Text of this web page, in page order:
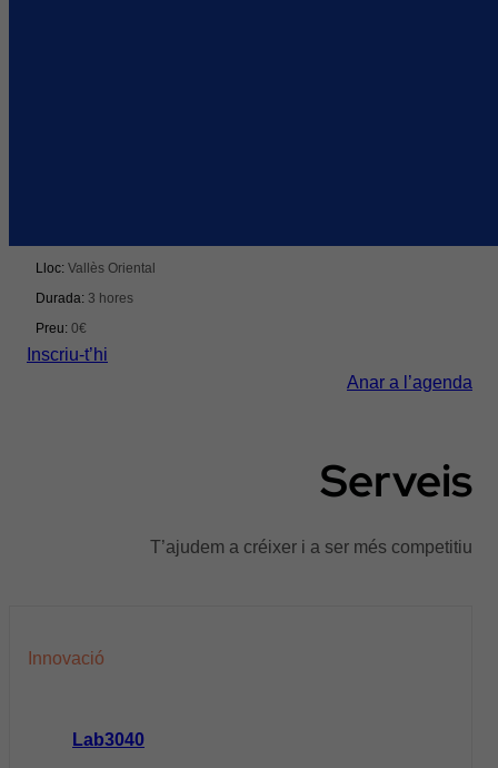
Lloc: Vallès Oriental
Durada: 3 hores
Preu: 0€
Inscriu-t’hi
Anar a l’agenda
Serveis
T’ajudem a créixer i a ser més competitiu
Innovació
Lab3040